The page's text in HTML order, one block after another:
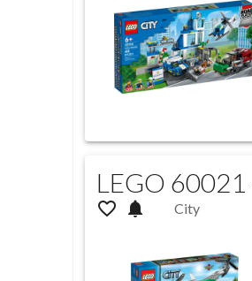
LEGO
favorite_outline notifications
City